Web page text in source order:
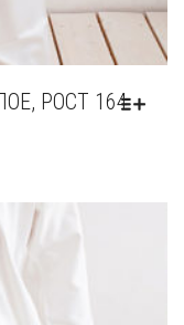
РОСТ 164